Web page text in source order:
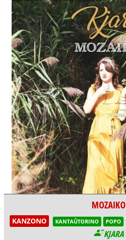
MOZAIKO
KANZONO KANTAŬTORINO POPO
KJARA